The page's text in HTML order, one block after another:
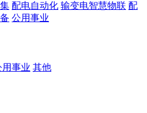
配电自动化 输变电智慧物联 配
公用事业
用事业 其他